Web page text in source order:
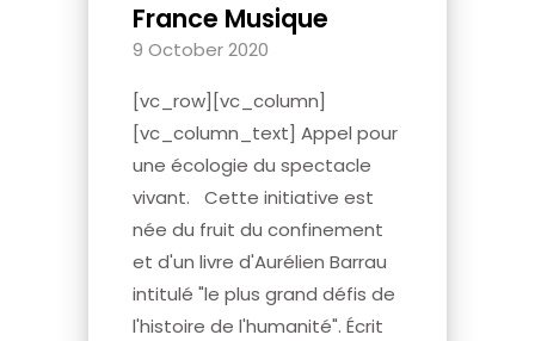
France Musique
9 October 2020
[vc_row][vc_column]
[vc_column_text] Appel pour
une écologie du spectacle
vivant. Cette initiative est
née du fruit du confinement
et d'un livre d'Aurélien Barrau
intitulé "le plus grand défis de
l'histoire de l'humanité". Écrit